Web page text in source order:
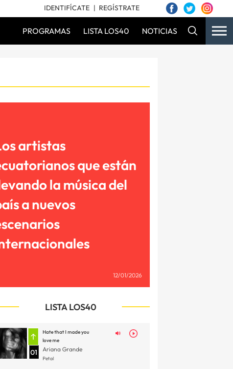
IDENTIFÍCATE REGÍSTRATE
PROGRAMAS LISTA LOS40 NOTICIAS
artistas
que están
la música del
a nuevos
12/01/2026
LISTA LOS40
01
Hate that I made you
love me
Ariana Grande
Petal